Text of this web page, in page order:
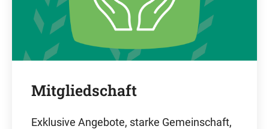
Mitgliedschaft
Exklusive Angebote, starke Gemeinschaft,